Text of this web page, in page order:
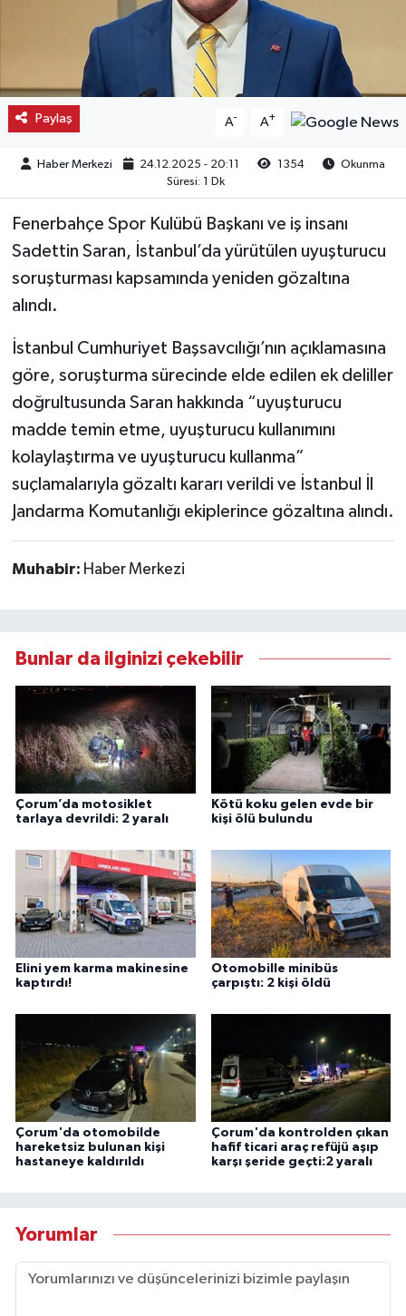
Paylaş A- A+
Haber Merkezi 24.12.2025 - 20:11 1354
Okunma
Süresi: 1 Dk
Fenerbahçe Spor Kulübü Başkanı ve iş insanı
Sadettin Saran, İstanbul’da yürütülen uyuşturucu
soruşturması kapsamında yeniden gözaltına
alındı.
İstanbul Cumhuriyet Başsavcılığı’nın açıklamasına
göre, soruşturma sürecinde elde edilen ek deliller
doğrultusunda Saran hakkında “uyuşturucu
madde temin etme, uyuşturucu kullanımını
kolaylaştırma ve uyuşturucu kullanma”
suçlamalarıyla gözaltı kararı verildi ve İstanbul İl
Jandarma Komutanlığı ekiplerince gözaltına alındı.
Muhabir: Haber Merkezi
Bunlar da ilginizi çekebilir
Çorum’da motosiklet
tarlaya devrildi: 2 yaralı
Kötü koku gelen evde bir
kişi ölü bulundu
Elini yem karma makinesine
kaptırdı!
Otomobille minibüs
çarpıştı: 2 kişi öldü
Çorum'da otomobilde
hareketsiz bulunan kişi
hastaneye kaldırıldı
Çorum'da kontrolden çıkan
hafif ticari araç refüjü aşıp
karşı şeride geçti:2 yaralı
Yorumlar
Kargı
Laçin
Mecitözü
Oğuzlar
Ortaköy
Sungurlu
Uğurludağ
Sağlık